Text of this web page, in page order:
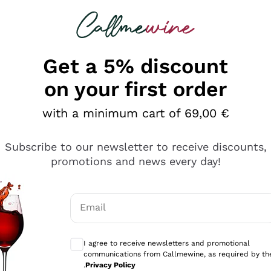
looking for
diversi e con un ampio range di prezzo. Le
Get a 5% discount
on your first order
with a minimum cart of 69,00 €
Subscribe to our newsletter to receive discounts,
promotions and news every day!
Email
I agree to receive newsletters and promotional
communications from Callmewine, as required by
.Privacy Policy